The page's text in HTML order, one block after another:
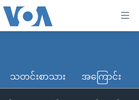
သတင်းစာသား အကြောင်း